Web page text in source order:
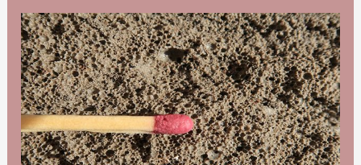
مصرف
فوم
بتن
پلیمری